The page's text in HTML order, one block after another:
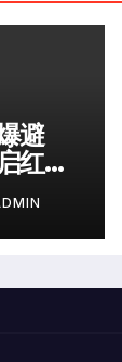
避
红海